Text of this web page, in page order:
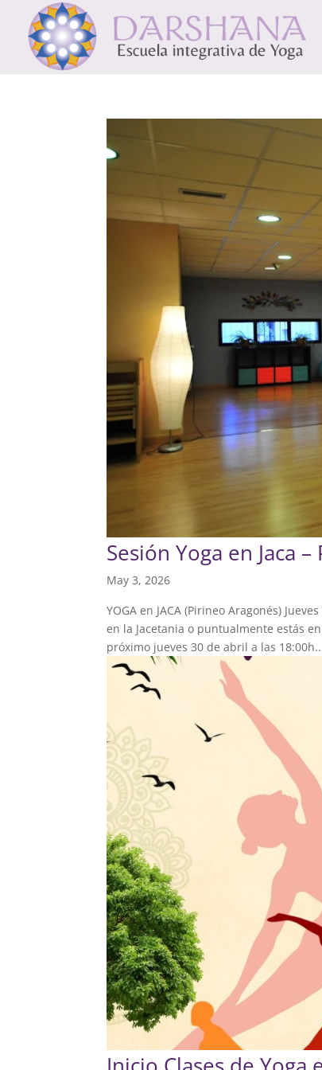
Sesión Yoga en Jaca
May 3, 2026
YOGA en JACA (Pirineo Aragonés)
en la Jacetania o puntualmente estás
próximo jueves 30 de abril a las